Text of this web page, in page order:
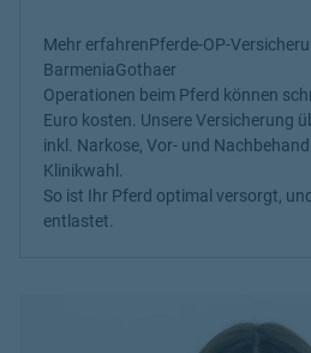
Mehr erfahrenPferde-OP-
BarmeniaGothaer
Operationen beim Pferd können
Euro kosten. Unsere Versicherung
inkl. Narkose, Vor- und
Klinikwahl.
So ist Ihr Pferd optimal versorgt,
entlastet.